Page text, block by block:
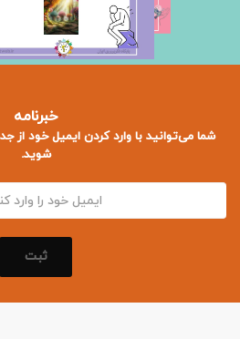
خبرنامه
شما می‌توانید با وارد کردن ایمیل خود از
شوید.
ثبت